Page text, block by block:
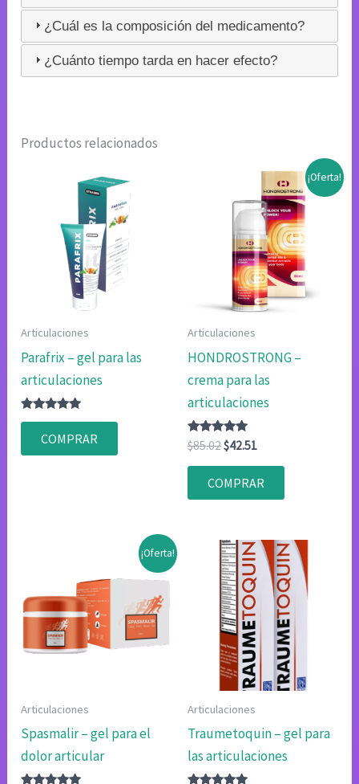
¿Cuál es la composición del medicamento?
¿Cuánto tiempo tarda en hacer efecto?
Productos relacionados
Articulaciones
Parafrix – gel para las
articulaciones
Valorado
4.75
de 5
COMPRAR
¡Oferta!
Articulaciones
HONDROSTRONG –
crema para las
articulaciones
Valorado
con
4.75
$85.02El
original
era:
$42.51El
actual
es:
COMPRAR
¡Oferta!
Articulaciones
Spasmalir – gel para el
dolor articular
Articulaciones
Traumetoquin – gel para
las articulaciones